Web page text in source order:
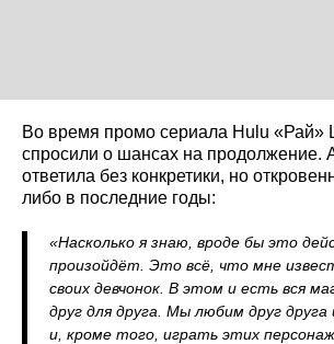
Во время промо сериала Hulu «Рай»
спросили о шансах на продолжение.
ответила без конкретики, но
либо в последние годы:
«Насколько я знаю, вроде бы это
произойдёт. Это всё, что мне
своих девчонок. В этом и есть вся
друг для друга. Мы любим друг друга
и, кроме того, играть этих